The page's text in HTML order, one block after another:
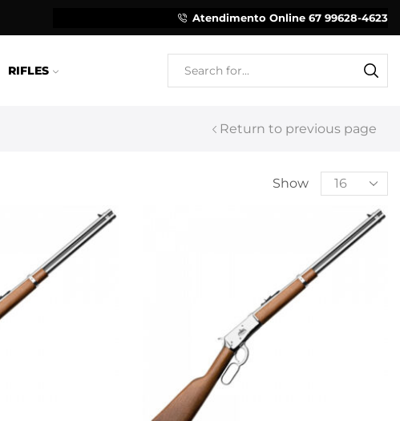
Atendimento Online 67 99628-4623
RIFLES
Return to previous page
Show